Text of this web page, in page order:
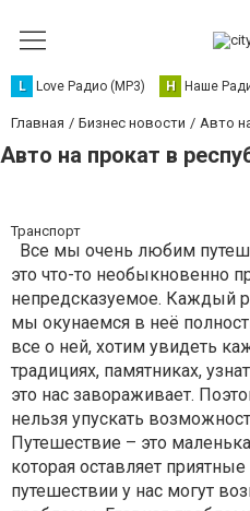
L Love Радио (MP3) Н Наше
Главная Бизнес новости Авто
Авто на прокат в
Транспорт
Все мы очень любим
это что-то необыкновенно
непредсказуемое. Каждый
мы окунаемся в неё
все о ней, хотим увидеть
традициях, памятниках,
это нас завораживает.
нельзя упускать
Путешествие – это
которая оставляет
путешествии у нас могут